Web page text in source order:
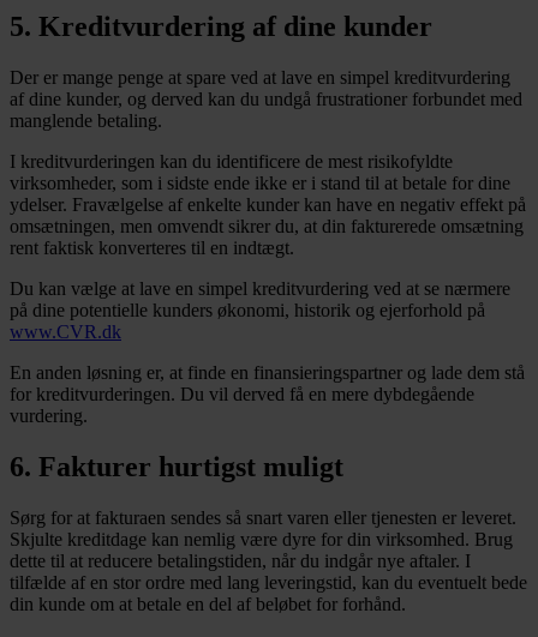
5. Kreditvurdering af dine kunder
Der er mange penge at spare ved at lave en simpel kreditvurdering
af dine kunder, og derved kan du undgå frustrationer forbundet med
manglende betaling.
I kreditvurderingen kan du identificere de mest risikofyldte
virksomheder, som i sidste ende ikke er i stand til at betale for dine
ydelser. Fravælgelse af enkelte kunder kan have en negativ effekt på
omsætningen, men omvendt sikrer du, at din fakturerede omsætning
rent faktisk konverteres til en indtægt.
Du kan vælge at lave en simpel kreditvurdering ved at se nærmere
på dine potentielle kunders økonomi, historik og ejerforhold på
www.CVR.dk
En anden løsning er, at finde en finansieringspartner og lade dem stå
for kreditvurderingen. Du vil derved få en mere dybdegående
vurdering.
6. Fakturer hurtigst muligt
Sørg for at fakturaen sendes så snart varen eller tjenesten er leveret.
Skjulte kreditdage kan nemlig være dyre for din virksomhed. Brug
dette til at reducere betalingstiden, når du indgår nye aftaler. I
tilfælde af en stor ordre med lang leveringstid, kan du eventuelt bede
din kunde om at betale en del af beløbet for forhånd.